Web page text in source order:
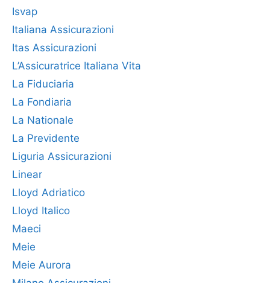
Isvap
Italiana Assicurazioni
Itas Assicurazioni
L’Assicuratrice Italiana Vita
La Fiduciaria
La Fondiaria
La Nationale
La Previdente
Liguria Assicurazioni
Linear
Lloyd Adriatico
Lloyd Italico
Maeci
Meie
Meie Aurora